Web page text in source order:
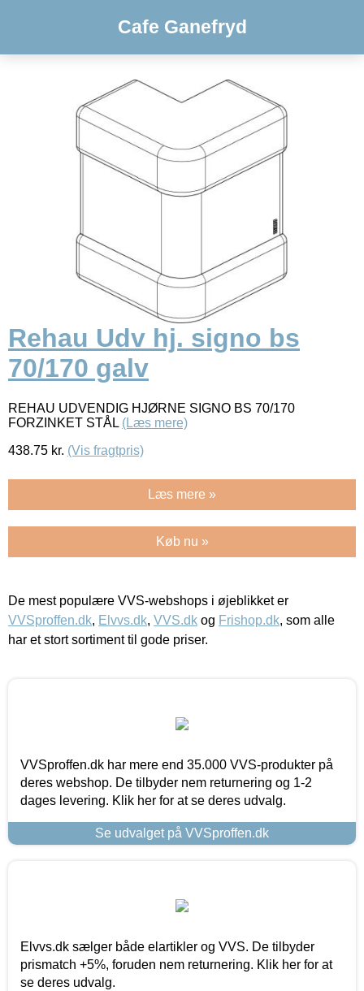
Cafe Ganefryd
Rehau Udv hj. signo bs
70/170 galv
REHAU UDVENDIG HJØRNE SIGNO BS 70/170
FORZINKET STÅL (Læs mere)
438.75 kr. (Vis fragtpris)
Læs mere »
Køb nu »
De mest populære VVS-webshops i øjeblikket er
VVSproffen.dk, Elvvs.dk, VVS.dk og Frishop.dk, som alle
har et stort sortiment til gode priser.
VVSproffen.dk har mere end 35.000 VVS-produkter på
deres webshop. De tilbyder nem returnering og 1-2
dages levering. Klik her for at se deres udvalg.
Se udvalget på VVSproffen.dk
Elvvs.dk sælger både elartikler og VVS. De tilbyder
prismatch +5%, foruden nem returnering. Klik her for at
se deres udvalg.